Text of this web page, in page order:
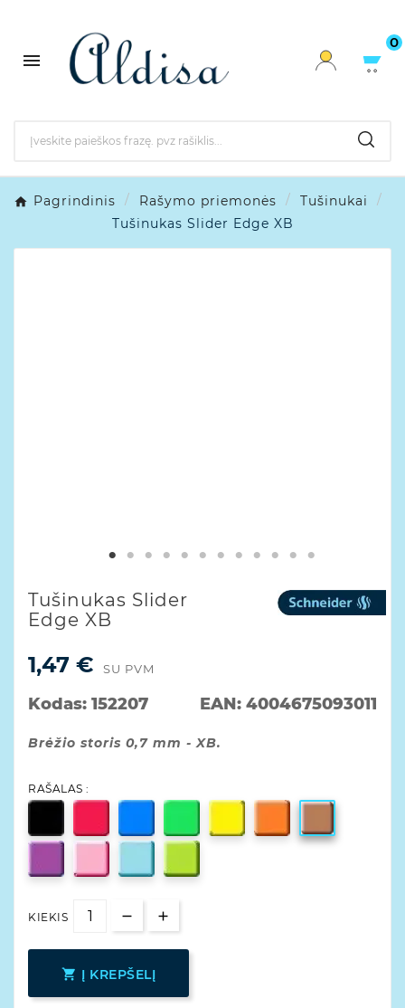

0
Pagrindinis Rašymo priemonės
Tušinukai
Tušinukas Slider Edge XB
Tušinukas Slider
Edge XB
1,47 € SU PVM
Kodas: 152207 EAN: 4004675093011
Brėžio storis 0,7 mm - XB.
RAŠALAS :
KIEKIS
 Į KREPŠELĮ